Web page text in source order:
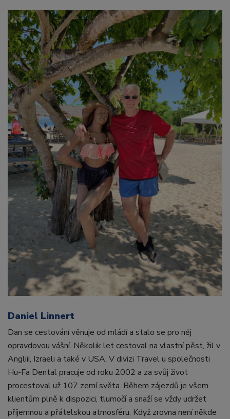
Daniel Linnert
Dan se cestování věnuje od mládí a stalo se pro něj
opravdovou vášní. Několik let cestoval na vlastní pěst, žil v
Angliii, Izraeli a také v USA. V divizi Travel u společnosti
Hu-Fa Dental pracuje od roku 2002 a za svůj život
procestoval už 107 zemí světa. Během zájezdů je všem
klientům plně k dispozici, tlumočí a snaží se vždy udržet
příjemnou a přátelskou atmosféru. Když zrovna není někde